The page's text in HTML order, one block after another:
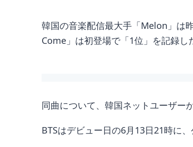
韓国の音楽配信最大手「Melon」は
Come」は初登場で「1位」を記録し
同曲について、韓国ネットユーザー
BTSはデビュー日の6月13日21時に